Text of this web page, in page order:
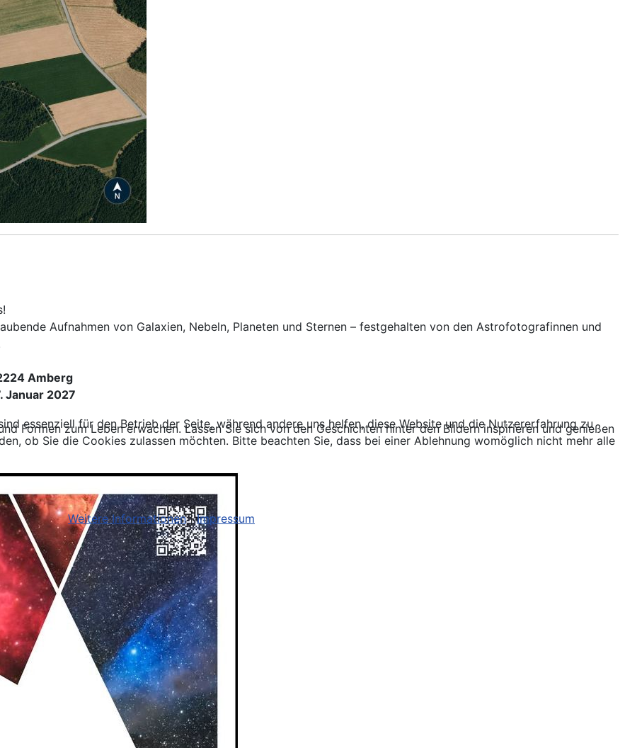
Aufnahmen von Galaxien, Nebeln, Planeten und Sternen – festgehalten von den Astrofotografinnen und
Amberg
Januar 2027
Formen zum Leben erwachen. Lassen Sie sich von den Geschichten hinter den Bildern inspirieren und genießen
essenziell für den Betrieb der Seite, während andere uns helfen, diese Website und die Nutzererfahrung zu
ob Sie die Cookies zulassen möchten. Bitte beachten Sie, dass bei einer Ablehnung womöglich nicht mehr alle
Weitere Informationen|Impressum